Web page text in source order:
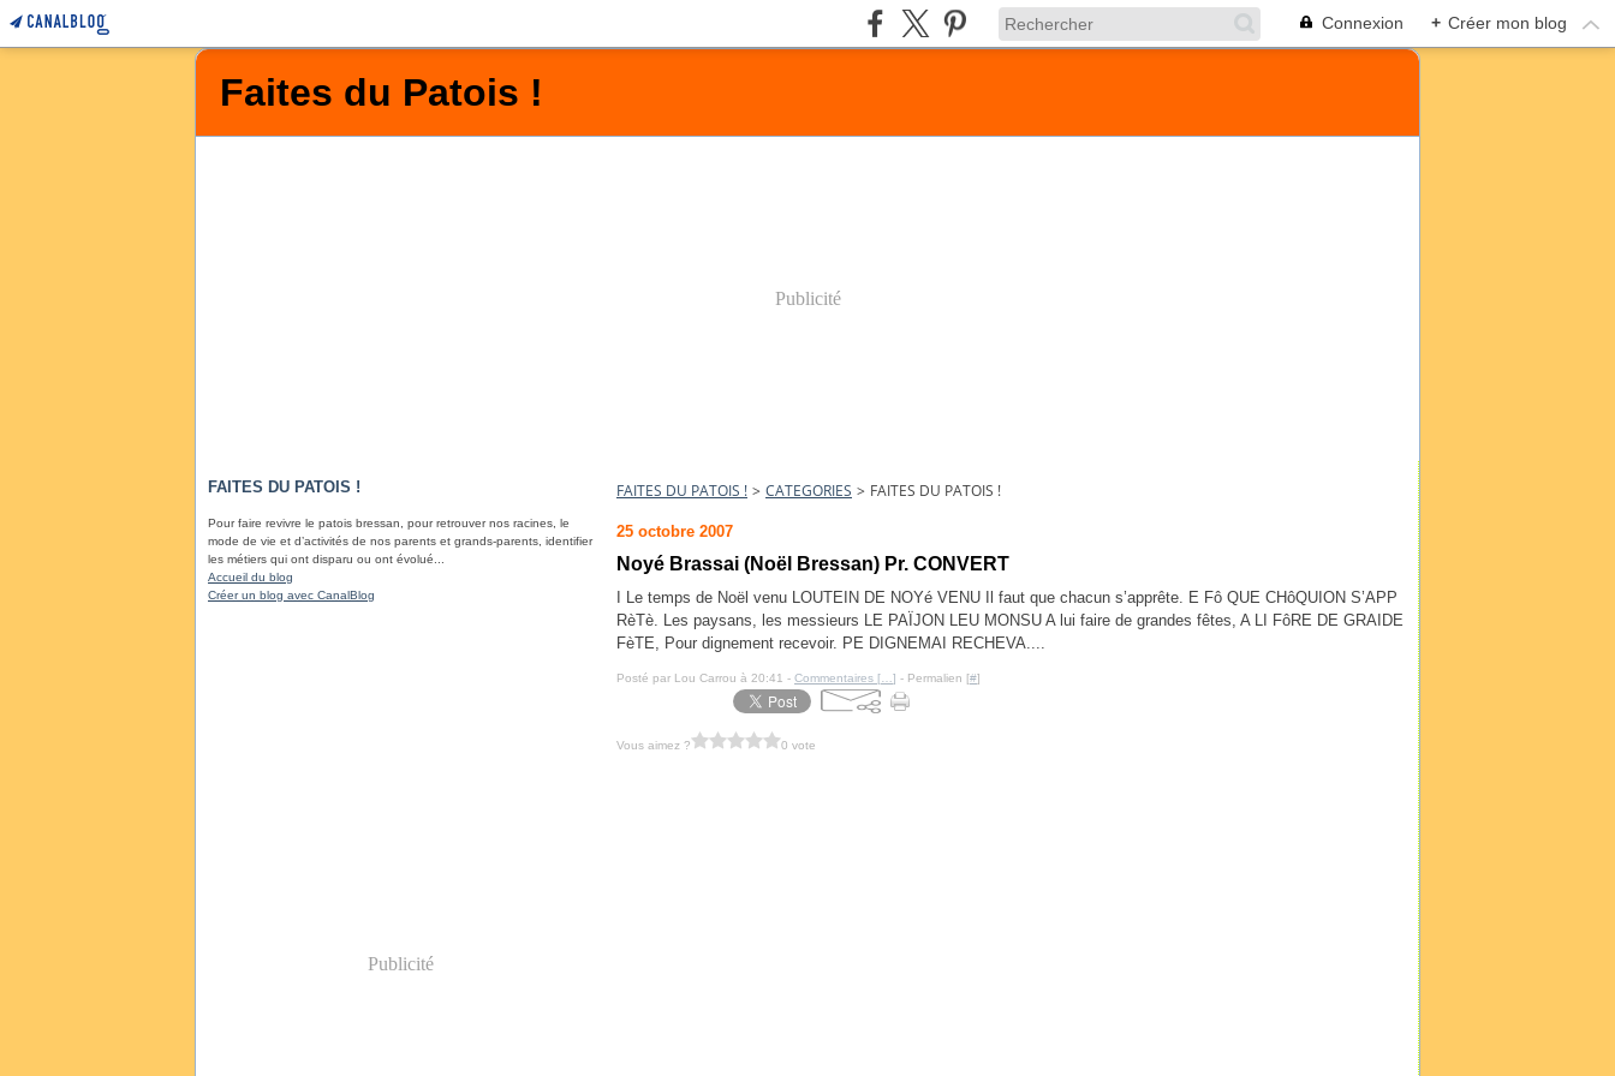
Connexion + Créer mon blog
Faites du Patois !
Publicité
FAITES DU PATOIS !
Pour faire revivre le patois bressan, pour retrouver nos racines, le
mode de vie et d’activités de nos parents et grands-parents, identifier
les métiers qui ont disparu ou ont évolué...
Accueil du blog
Créer un blog avec CanalBlog
Publicité
FAITES DU PATOIS ! > CATEGORIES > FAITES DU PATOIS !
25 octobre 2007
Noyé Brassai (Noël Bressan) Pr. CONVERT
I Le temps de Noël venu LOUTEIN DE NOYé VENU Il faut que chacun s’apprête. E Fô QUE CHôQUION S’APP
RèTè. Les paysans, les messieurs LE PAÏJON LEU MONSU A lui faire de grandes fêtes, A LI FôRE DE GRAIDE
FèTE, Pour dignement recevoir. PE DIGNEMAI RECHEVA....
Posté par Lou Carrou à 20:41 - Commentaires [ ] - Permalien [#]
Vous aimez ? 0 vote